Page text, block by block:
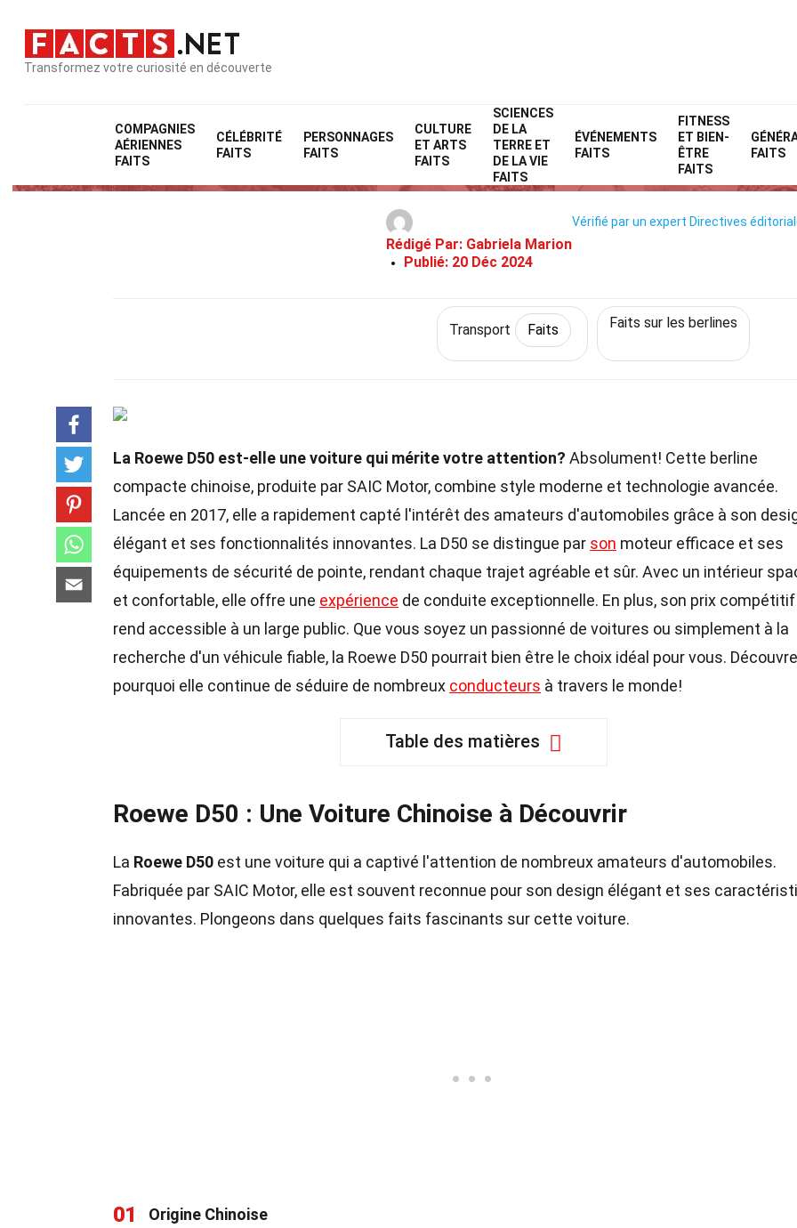
Transformez votre curiosité en découverte
COMPAGNIES
AÉRIENNES
FAITS
CÉLÉBRITÉ
FAITS
PERSONNAGES
FAITS
CULTURE
ET ARTS
FAITS
SCIENCES
DE LA
TERRE ET
DE LA VIE
FAITS
ÉVÉNEMENTS
FAITS
FITNESS
ET BIEN-
ÊTRE
FAITS
FAITS
Home Technologie et sciences Transport
34 Faits Sur Roewe D50
Rédigé Par: Gabriela Marion
Publié: 20 Déc 2024
Vérifié par un expert Directives
Transport Faits Faits sur les berlines
La Roewe D50 est-elle une voiture qui mérite votre attention? Absolument! Cette berline
compacte chinoise, produite par SAIC Motor, combine style moderne et technologie avancée.
Lancée en 2017, elle a rapidement capté l'intérêt des amateurs d'automobiles grâce à son
élégant et ses fonctionnalités innovantes. La D50 se distingue par son moteur efficace et ses
équipements de sécurité de pointe, rendant chaque trajet agréable et sûr. Avec un intérieur
et confortable, elle offre une expérience de conduite exceptionnelle. En plus, son prix compétitif
rend accessible à un large public. Que vous soyez un passionné de voitures ou simplement à la
recherche d'un véhicule fiable, la Roewe D50 pourrait bien être le choix idéal pour vous.
pourquoi elle continue de séduire de nombreux conducteurs à travers le monde!
Table des matières
Roewe D50 : Une Voiture Chinoise à Découvrir
La Roewe D50 est une voiture qui a captivé l'attention de nombreux amateurs d'automobiles.
Fabriquée par SAIC Motor, elle est souvent reconnue pour son design élégant et ses
innovantes. Plongeons dans quelques faits fascinants sur cette voiture.
01
Origine Chinoise